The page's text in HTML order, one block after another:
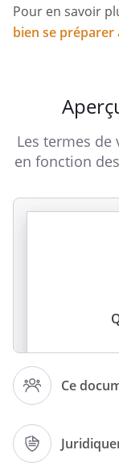
Pour en savoir
bien se préparer
Les termes
en fonction
Ce